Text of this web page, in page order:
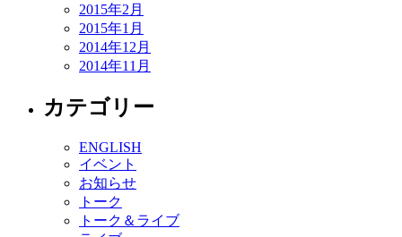
2015年2月
2015年1月
2014年12月
2014年11月
カテゴリー
ENGLISH
イベント
お知らせ
トーク
トーク＆ライブ